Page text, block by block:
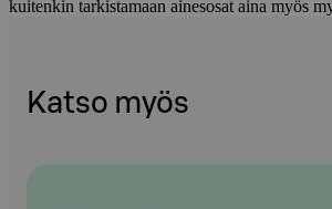
kuitenkin tarkistamaan ainesosat aina myös
Katso myös